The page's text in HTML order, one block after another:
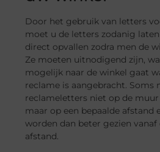
Door het gebruik van letters
moet u de letters zodanig
direct opvallen zodra men de
Ze moeten uitnodigend zijn,
mogelijk naar de winkel gaat
reclame is aangebracht. Soms
reclameletters niet op de
maar op een bepaalde afstand
worden dan beter gezien vanaf
afstand.